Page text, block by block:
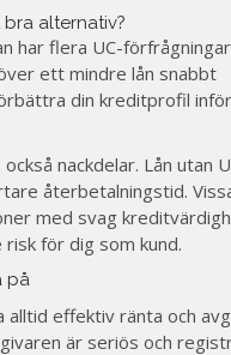
alternativ?
har flera UC-förfrågningar
ett mindre lån snabbt
din kreditprofil
nackdelar. Lån utan
återbetalningstid.
med svag
för dig som kund.
på
alltid effektiv ränta och
är seriös och